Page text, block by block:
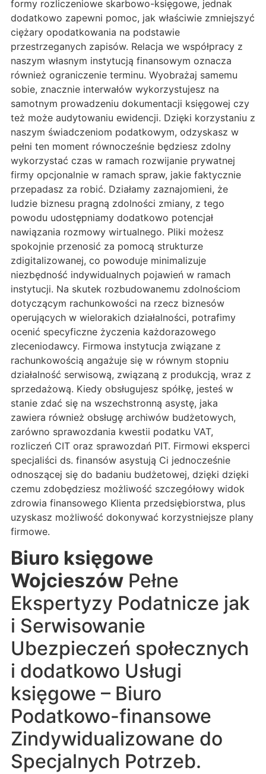
formy rozliczeniowe skarbowo-księgowe, jednak
dodatkowo zapewni pomoc, jak właściwie zmniejszyć
ciężary opodatkowania na podstawie
przestrzeganych zapisów. Relacja we współpracy z
naszym własnym instytucją finansowym oznacza
również ograniczenie terminu. Wyobrażaj samemu
sobie, znacznie interwałów wykorzystujesz na
samotnym prowadzeniu dokumentacji księgowej czy
też może audytowaniu ewidencji. Dzięki korzystaniu z
naszym świadczeniom podatkowym, odzyskasz w
pełni ten moment równocześnie będziesz zdolny
wykorzystać czas w ramach rozwijanie prywatnej
firmy opcjonalnie w ramach spraw, jakie faktycznie
przepadasz za robić. Działamy zaznajomieni, że
ludzie biznesu pragną zdolności zmiany, z tego
powodu udostępniamy dodatkowo potencjał
nawiązania rozmowy wirtualnego. Pliki możesz
spokojnie przenosić za pomocą strukturze
zdigitalizowanej, co powoduje minimalizuje
niezbędność indywidualnych pojawień w ramach
instytucji. Na skutek rozbudowanemu zdolnościom
dotyczącym rachunkowości na rzecz biznesów
operujących w wielorakich działalności, potrafimy
ocenić specyficzne życzenia każdorazowego
zleceniodawcy. Firmowa instytucja związane z
rachunkowością angażuje się w równym stopniu
działalność serwisową, związaną z produkcją, wraz z
sprzedażową. Kiedy obsługujesz spółkę, jesteś w
stanie zdać się na wszechstronną asystę, jaka
zawiera również obsługę archiwów budżetowych,
zarówno sprawozdania kwestii podatku VAT,
rozliczeń CIT oraz sprawozdań PIT. Firmowi eksperci
specjaliści ds. finansów asystują Ci jednocześnie
odnoszącej się do badaniu budżetowej, dzięki dzięki
czemu zdobędziesz możliwość szczegółowy widok
zdrowia finansowego Klienta przedsiębiorstwa, plus
uzyskasz możliwość dokonywać korzystniejsze plany
firmowe.
Biuro księgowe
Wojcieszów Pełne
Ekspertyzy Podatnicze jak
i Serwisowanie
Ubezpieczeń społecznych
i dodatkowo Usługi
księgowe – Biuro
Podatkowo-finansowe
Zindywidualizowane do
Specjalnych Potrzeb.